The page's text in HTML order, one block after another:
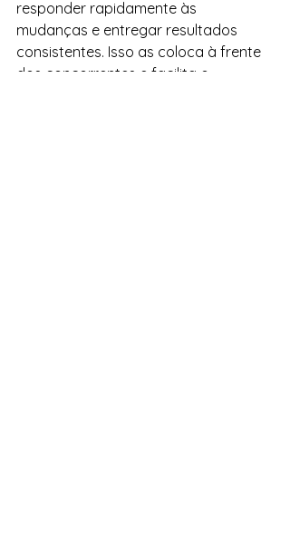
responder rapidamente às
mudanças e entregar resultados
consistentes. Isso as coloca à frente
dos concorrentes e facilita o